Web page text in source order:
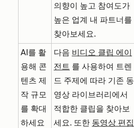
의향이 높고 참여도가
높은 업계 내 파트너를
찾아보세요.
AI를 활
용해 콘
텐츠 제
작 규모
를 확대
하세요
다음 비디오 클립 에이
전트 를 사용하여 트렌
드 주제에 따라 기존 동
영상 라이브러리에서
적합한 클립을 찾아보
세요. 또한 동영상 편집